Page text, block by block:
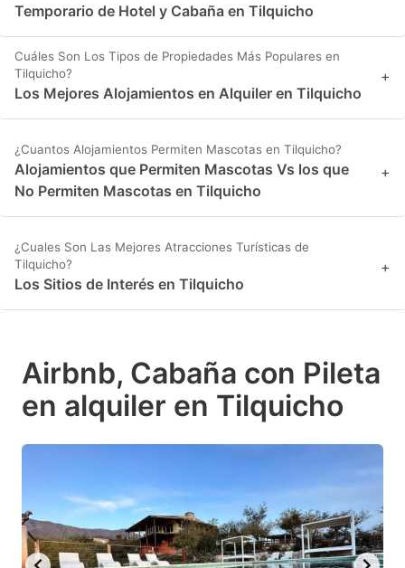
Temporario de Hotel y Cabaña en Tilquicho
Cuáles Son Los Tipos de Propiedades Más Populares en
Tilquicho?
Los Mejores Alojamientos en Alquiler en Tilquicho
+
¿Cuantos Alojamientos Permiten Mascotas en Tilquicho?
Alojamientos que Permiten Mascotas Vs los que
No Permiten Mascotas en Tilquicho
+
¿Cuales Son Las Mejores Atracciones Turísticas de
Tilquicho?
Los Sitios de Interés en Tilquicho
+
Airbnb, Cabaña con Pileta
en alquiler en Tilquicho